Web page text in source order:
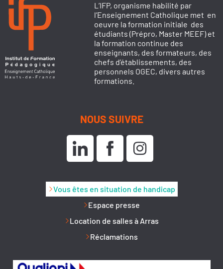
L’IFP, organisme habilité par
l’Enseignement Catholique met en
oeuvre la formation initiale des
étudiants (Prépro, Master MEEF) et
la formation continue des
enseignants, des formateurs, des
chefs d’établissements, des
personnels OGEC, divers autres
formations.
NOUS SUIVRE
Vous êtes en situation de handicap
Espace presse
Location de salles à Arras
Réclamations